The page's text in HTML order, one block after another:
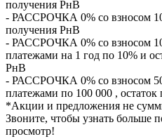
получения РнВ
- РАССРОЧКА 0% со взносом
получения РнВ
- РАССРОЧКА 0% со взносом
платежами на 1 год по 10% и
РнВ
- РАССРОЧКА 0% со взносом
платежами по 100 000 ,
*Акции и предложения не
Звоните, чтобы узнать больше
просмотр!